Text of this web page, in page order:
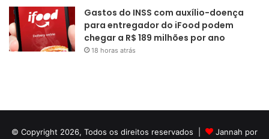
Gastos do INSS com auxílio-doença
para entregador do iFood podem
chegar a R$ 189 milhões por ano
18 horas atrás
© Copyright 2026, Todos os direitos reservados | Jannah por